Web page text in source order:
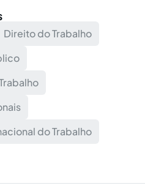
Direito do Trabalho
do Trabalho